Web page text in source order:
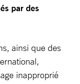
par des
ainsi que des
inapproprié